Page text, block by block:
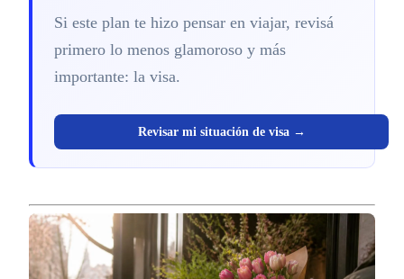
Si este plan te hizo pensar en viajar, revisá
primero lo menos glamoroso y más
importante: la visa.
Revisar mi situación de visa →